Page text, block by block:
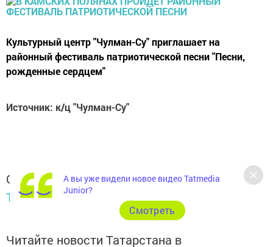
Культурный центр "Чулман-Су" приглашает на
районный фестиваль патриотической песни "Песни,
рожденные сердцем"
Источник: к/ц "Чулман-Су"
Следите за самым важным и интересным в
Telegram-канале
Татмедиа
Читайте новости Татарстана в
А вы уже видели новое видео Tatmedia
Junior?
Cмотреть